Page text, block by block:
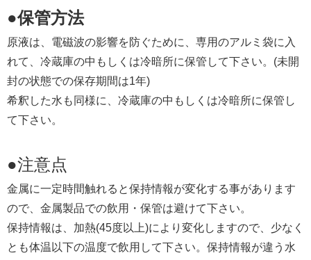
●保管方法
原液は、電磁波の影響を防ぐために、専用のアルミ袋に入
れて、冷蔵庫の中もしくは冷暗所に保管して下さい。(未開
封の状態での保存期間は1年)
希釈した水も同様に、冷蔵庫の中もしくは冷暗所に保管し
て下さい。
●注意点
金属に一定時間触れると保持情報が変化する事があります
ので、金属製品での飲用・保管は避けて下さい。
保持情報は、加熱(45度以上)により変化しますので、少なく
とも体温以下の温度で飲用して下さい。保持情報が違う水